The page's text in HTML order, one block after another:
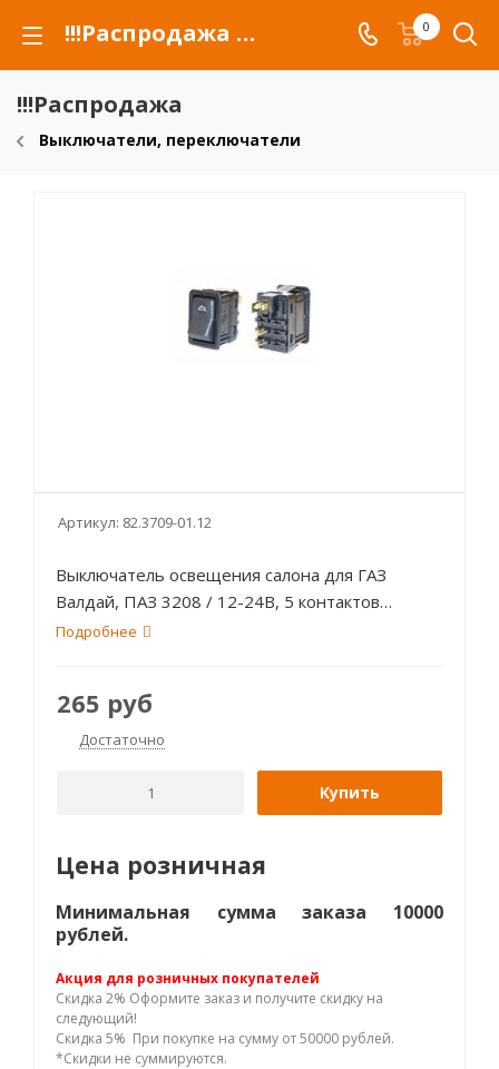
!!!Распродажа для автомобилей российских марок и сельхозтехники 0
!!!Распродажа
Выключатели, переключатели
Артикул: 82.3709-01.12
Выключатель освещения салона для ГАЗ
Валдай, ПАЗ 3208 / 12-24В, 5 контактов
Радиодеталь
Подробнее
265 руб
Достаточно
Купить
Цена розничная
Минимальная сумма заказа 10000
рублей.
Акция для розничных покупателей
Скидка 2% Оформите заказ и получите скидку на
следующий!
Скидка 5% При покупке на сумму от 50000 рублей.
*Скидки не суммируются.